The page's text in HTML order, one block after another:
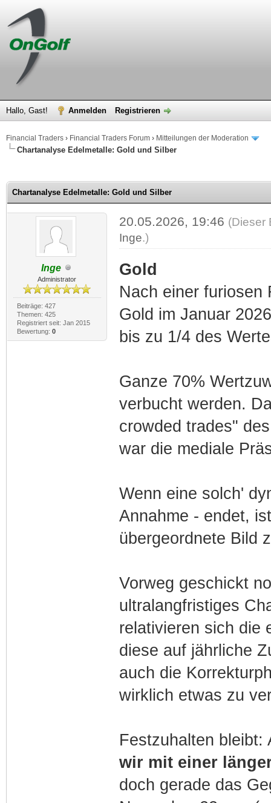
Hallo, Gast! Anmelden Registrieren
Financial Traders › Financial Traders Forum › Mitteilungen der Moderation
Chartanalyse Edelmetalle: Gold und Silber
Chartanalyse Edelmetalle: Gold und Silber
Inge
Administrator
Beiträge: 427
Themen: 425
Registriert seit: Jan 2015
Bewertung: 0
20.05.2026, 19:46 (Dieser
Inge.)
Gold
Nach einer furiosen
Gold im Januar
bis zu 1/4 des
Ganze 70%
verbucht werden.
crowded trades"
war die mediale
Wenn eine solch'
Annahme - endet,
übergeordnete Bild
Vorweg geschickt
ultralangfristiges
relativieren sich die
diese auf jährliche
auch die
wirklich etwas zu
Festzuhalten bleibt:
wir mit einer
doch gerade das